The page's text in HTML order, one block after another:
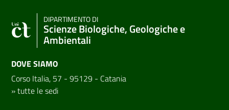
DIPARTIMENTO DI
Scienze Biologiche, Geologiche e
Ambientali
DOVE SIAMO
Corso Italia, 57 - 95129 - Catania
»tutte le sedi